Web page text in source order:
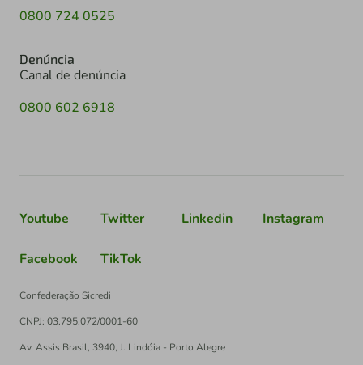
0800 724 0525
Denúncia
Canal de denúncia
0800 602 6918
Youtube Twitter Linkedin Instagram
Facebook TikTok
Confederação Sicredi
CNPJ: 03.795.072/0001-60
Av. Assis Brasil, 3940, J. Lindóia - Porto Alegre